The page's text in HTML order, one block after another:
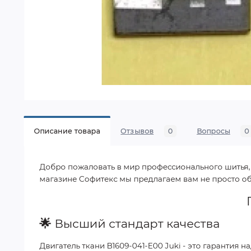
Описание товара Отзывов 0 Вопросы 0
Добро пожаловать в мир профессионального шитья,
магазине Софитекс мы предлагаем вам не просто
🌟 Высший стандарт качества
Двигатель ткани B1609-041-E00 Juki - это гарантия